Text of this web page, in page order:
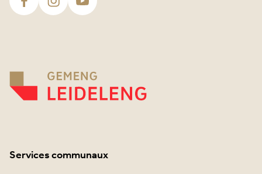
Services communaux